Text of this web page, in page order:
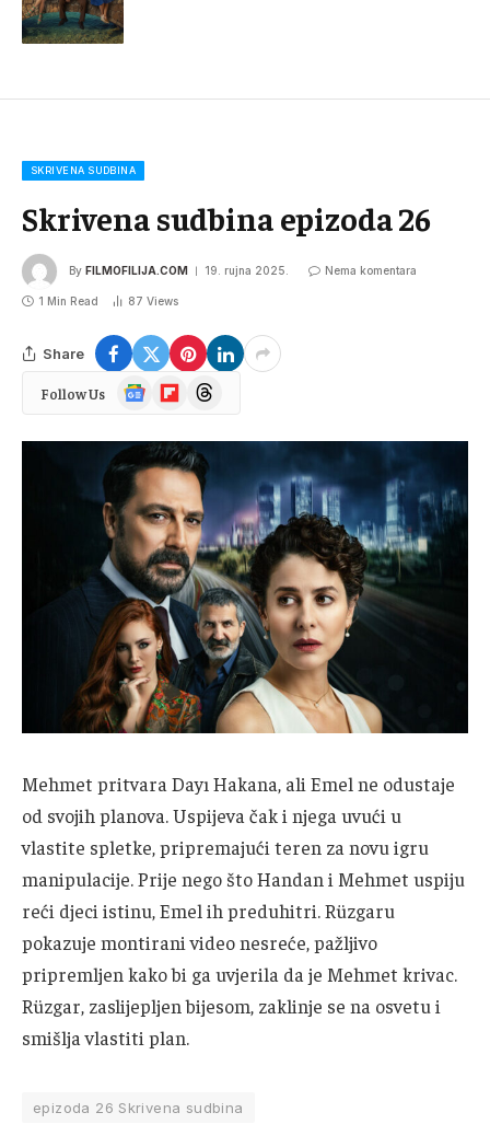
SKRIVENA SUDBINA
Skrivena sudbina epizoda 26
By FILMOFILIJA.COM 19. rujna 2025. Nema komentara
1 Min Read 87 Views
Share
Follow Us
Google
News
FlipboardThreads
Mehmet pritvara Dayı Hakana, ali Emel ne odustaje
od svojih planova. Uspijeva čak i njega uvući u
vlastite spletke, pripremajući teren za novu igru
manipulacije. Prije nego što Handan i Mehmet uspiju
reći djeci istinu, Emel ih preduhitri. Rüzgaru
pokazuje montirani video nesreće, pažljivo
pripremljen kako bi ga uvjerila da je Mehmet krivac.
Rüzgar, zaslijepljen bijesom, zaklinje se na osvetu i
smišlja vlastiti plan.
epizoda 26 Skrivena sudbina